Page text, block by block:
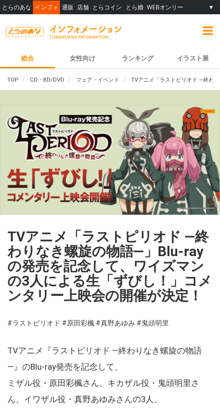
とらのあな インフォ 通販 店舗 とらコイン とら婚 WEBオンリー ▼
総合 女性向け ランキング イラスト展
TOP CD・BD/DVD フェア・イベント TVアニメ「ラストピリオド ―終わ
TVアニメ「ラストピリオド ―終
わりなき螺旋の物語―」Blu-ray
の発売を記念して、ワイズマン
の3人による生「ずびし！」コメ
ンタリー上映会の開催が決定！
#ラストピリオド #原田彩楓 #真野あゆみ #鬼頭明里
TVアニメ『ラストピリオド ―終わりなき螺旋の物語
―』のBlu-ray発売を記念して、
ミザル役・原田彩楓さん、キカザル役・鬼頭明里さ
ん、イワザル役・真野あゆみさんの3人、